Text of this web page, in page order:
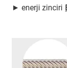
► enerji zinciri